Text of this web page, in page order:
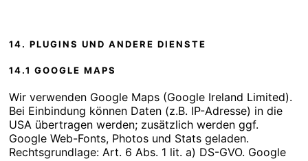
14. PLUGINS UND ANDERE DIENSTE
14.1 GOOGLE MAPS
Wir verwenden Google Maps (Google Ireland Limited).
Bei Einbindung können Daten (z.B. IP-Adresse) in die
USA übertragen werden; zusätzlich werden ggf.
Google Web-Fonts, Photos und Stats geladen.
Rechtsgrundlage: Art. 6 Abs. 1 lit. a) DS-GVO. Google